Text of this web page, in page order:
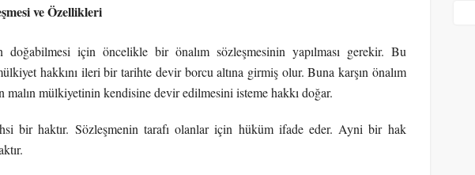
ve Özellikleri
doğabilmesi için öncelikle bir önalım sözleşmesinin yapılması gerekir. Bu
hakkını ileri bir tarihte devir borcu altına girmiş olur. Buna karşın önalım
malın mülkiyetinin kendisine devir edilmesini isteme hakkı doğar.
bir haktır. Sözleşmenin tarafı olanlar için hüküm ifade eder. Ayni bir hak